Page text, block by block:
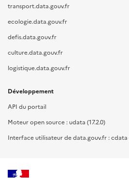
transport.data.gouv.fr
ecologie.data.gouv.fr
defis.data.gouv.fr
culture.data.gouv.fr
logistique.data.gouv.fr
Développement
API du portail
Moteur open source : udata (17.2.0)
Interface utilisateur de data.gouv.fr :